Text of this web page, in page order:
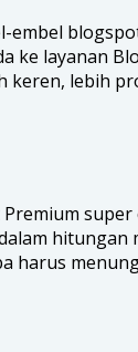
embel
ke layanan
keren, lebih
super
hitungan
harus